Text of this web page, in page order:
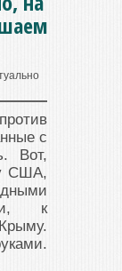
с
Вот,
США,
к